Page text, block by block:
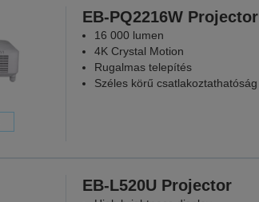
EB-PQ2216W Projector
16 000 lumen
4K Crystal Motion
Rugalmas telepítés
Széles körű csatlakoztathatóság
EB-L520U Projector